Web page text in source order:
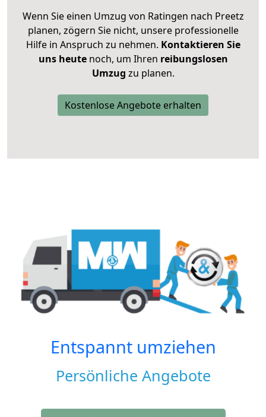
Wenn Sie einen Umzug von Ratingen nach Preetz
planen, zögern Sie nicht, unsere professionelle
Hilfe in Anspruch zu nehmen. Kontaktieren Sie
uns heutenoch, um Ihren reibungslosen
Umzug zu planen.
Kostenlose Angebote erhalten
Entspannt umziehen
Persönliche Angebote